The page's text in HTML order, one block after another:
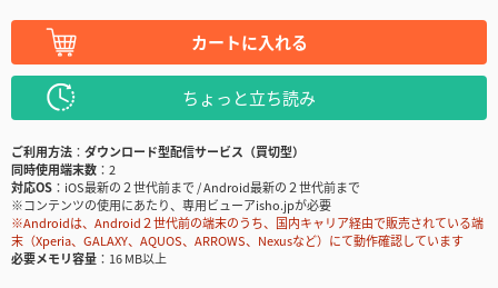
カートに入れる
ちょっと立ち読み
ご利用方法
ダウンロード型配信サービス（買切型）
同時使用端末数
2
対応OS
iOS最新の２世代前まで / Android最新の２世代前まで
※コンテンツの使用にあたり、専用ビューアisho.jpが必要
※Androidは、Android２世代前の端末のうち、国内キャリア経由で販売されている端
末（Xperia、GALAXY、AQUOS、ARROWS、Nexusなど）にて動作確認しています
必要メモリ容量
16 MB以上